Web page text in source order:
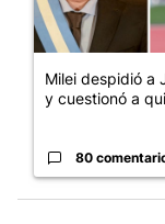
Milei despidió a
y cuestionó a
80